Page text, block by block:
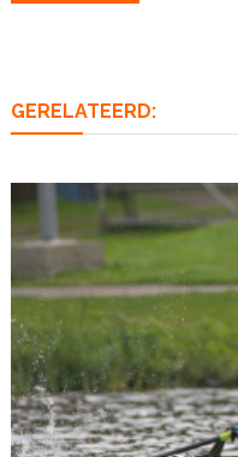
GERELATEERD: